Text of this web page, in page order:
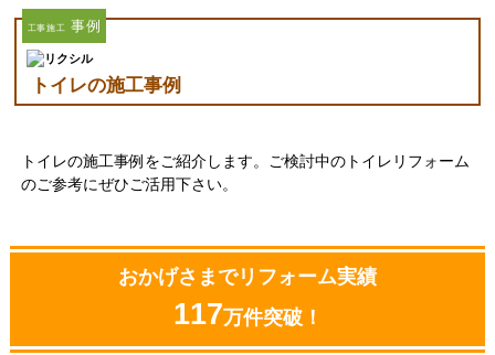
工事施工 事例
トイレの施工事例
トイレの施工事例をご紹介します。ご検討中のトイレリフォーム
のご参考にぜひご活用下さい。
おかげさまでリフォーム実績
117万件突破！